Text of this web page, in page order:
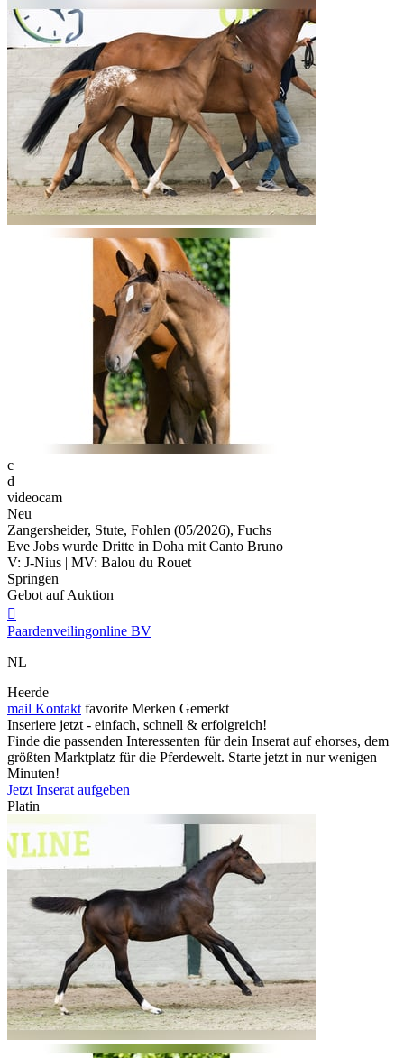
c
d
videocam
Neu
Zangersheider, Stute, Fohlen (05/2026), Fuchs
Eve Jobs wurde Dritte in Doha mit Canto Bruno
V: J-Nius | MV: Balou du Rouet
Springen
Gebot auf Auktion

Paardenveilingonline BV
NL
Heerde
mail Kontakt favorite Merken Gemerkt
Inseriere jetzt - einfach, schnell & erfolgreich!
Finde die passenden Interessenten für dein Inserat auf ehorses, dem
größten Marktplatz für die Pferdewelt. Starte jetzt in nur wenigen
Minuten!
Jetzt Inserat aufgeben
Platin